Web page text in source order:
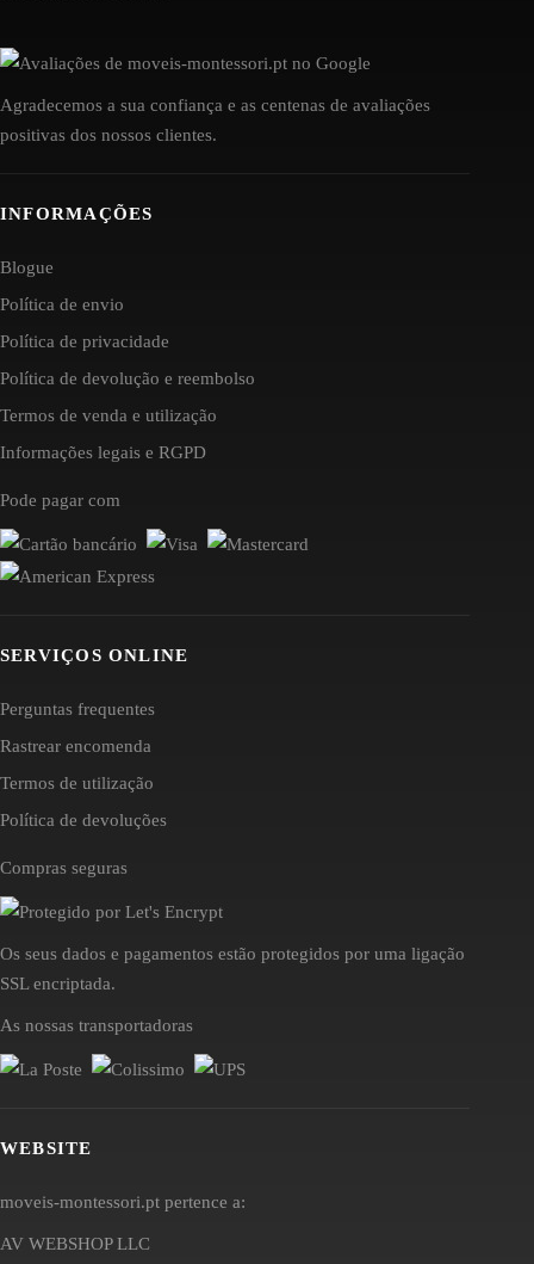
Agradecemos a sua confiança e as centenas de avaliações
positivas dos nossos clientes.
INFORMAÇÕES
Blogue
Política de envio
Política de privacidade
Política de devolução e reembolso
Termos de venda e utilização
Informações legais e RGPD
Pode pagar com
SERVIÇOS ONLINE
Perguntas frequentes
Rastrear encomenda
Termos de utilização
Política de devoluções
Compras seguras
Os seus dados e pagamentos estão protegidos por uma ligação
SSL encriptada.
As nossas transportadoras
WEBSITE
moveis-montessori.pt pertence a:
AV WEBSHOP LLC